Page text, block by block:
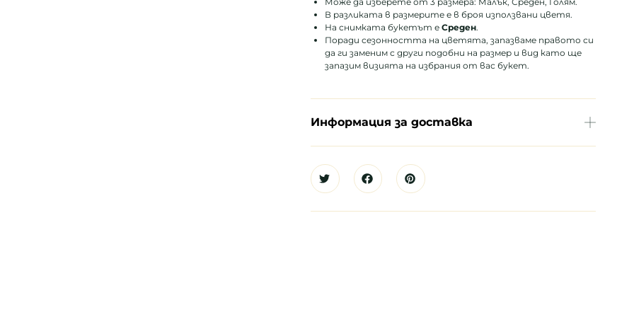
В разликата в размерите е в броя използвани цветя.
На снимката букетът еСреден.
Поради сезонността на цветята, запазваме правото си
да ги заменим с други подобни на размер и вид като ще
запазим визията на избрания от вас букет.
Информация за доставка